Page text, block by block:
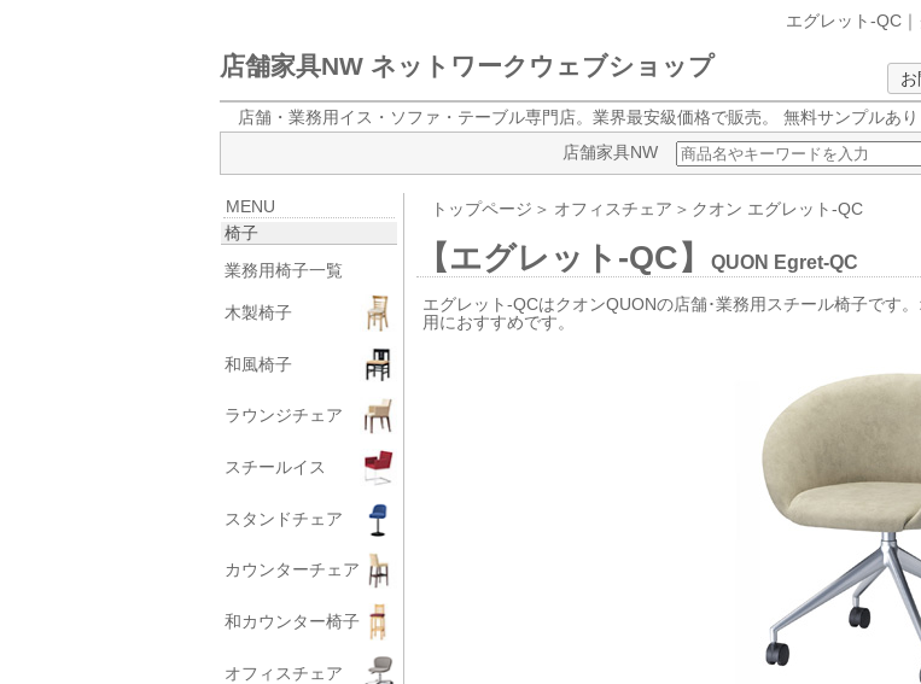
エグレット-QC
店舗家具NW ネットワークウェブショップ
店舗・業務用イス・ソファ・テーブル専門店。業界最安級価格で販売。
無料サンプルあ
店舗家具NW
MENU
椅子
業務用椅子一覧
木製椅子
和風椅子
ラウンジチェア
スチールイス
スタンドチェア
カウンターチェア
和カウンター椅子
オフィスチェア
トップページ ＞ オフィスチェア ＞ クオン エグレット-QC
【エグレット-QC】QUON Egret-QC
エグレット-QCはクオンQUONの店舗･業務用スチール椅子です
用におすすめです。